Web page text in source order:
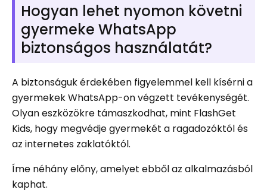
Hogyan lehet nyomon követni
gyermeke WhatsApp
biztonságos használatát?
A biztonságuk érdekében figyelemmel kell kísérni a
gyermekek WhatsApp-on végzett tevékenységét.
Olyan eszközökre támaszkodhat, mint FlashGet
Kids, hogy megvédje gyermekét a ragadozóktól és
az internetes zaklatóktól.
Íme néhány előny, amelyet ebből az alkalmazásból
kaphat.